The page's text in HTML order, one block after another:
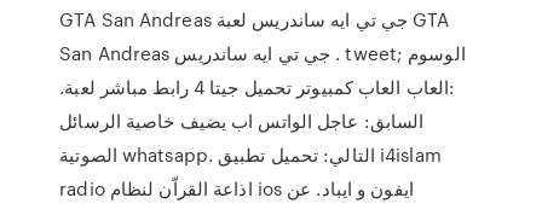
GTA San Andreas جي تي ايه ساندريس لعبة GTA
San Andreas جي تي ايه ساندريس . tweet; الوسوم
:العاب العاب كمبيوتر تحميل جيتا 4 رابط مباشر لعبة.
السابق: عاجل الواتس اب يضيف خاصية الرسائل
الصوتية whatsapp. التالي: تحميل تطبيق i4islam
radio اذاعة القراّن لنظام ios ايفون و ايباد. عن